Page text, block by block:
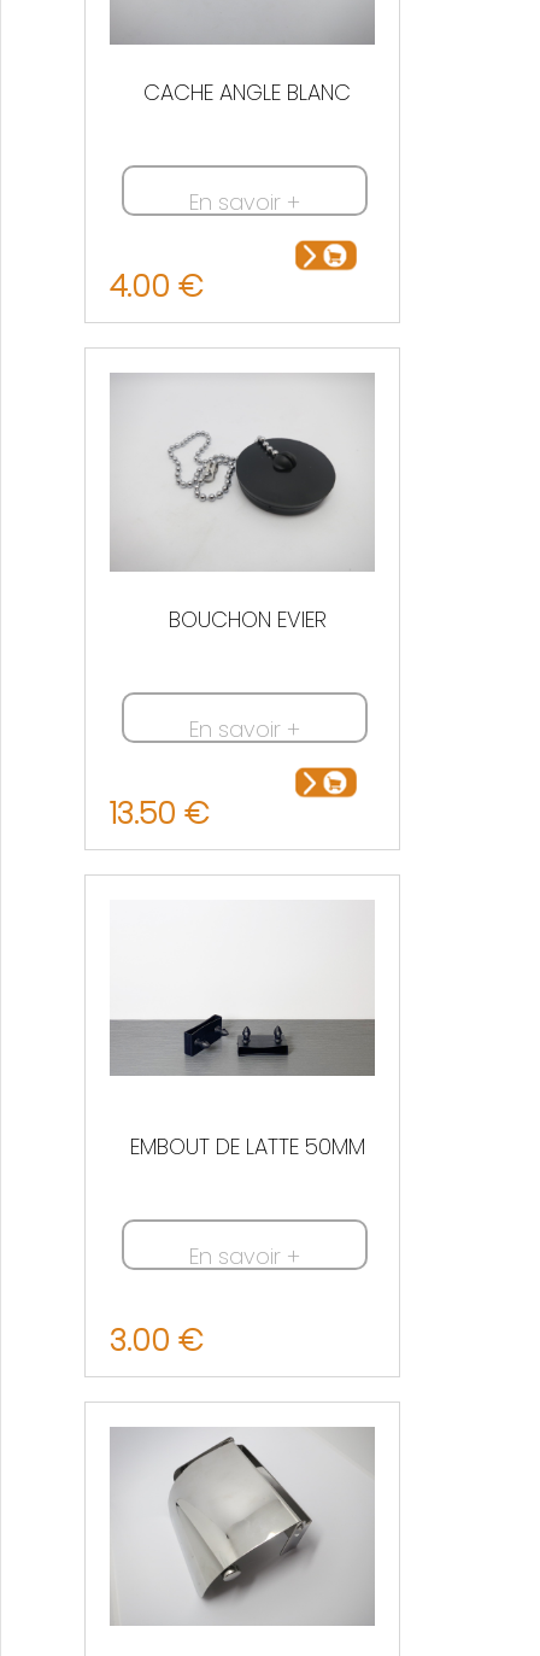
CACHE ANGLE BLANC
En savoir +
4.00 €
BOUCHON EVIER
En savoir +
13.50 €
EMBOUT DE LATTE 50MM
En savoir +
3.00 €
Nous contacter